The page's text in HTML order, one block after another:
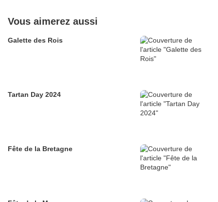
Vous aimerez aussi
Galette des Rois
Tartan Day 2024
Fête de la Bretagne